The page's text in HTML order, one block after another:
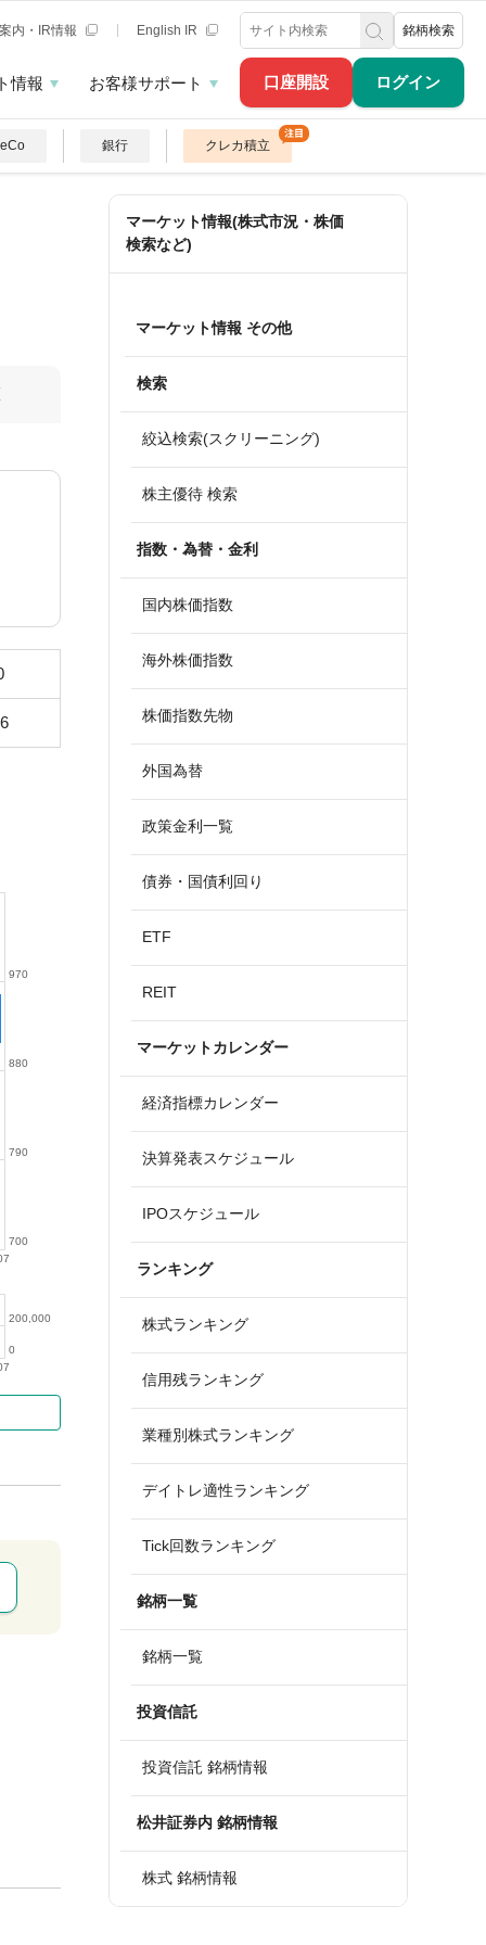
口座開設 ログイン
内・IR情報 English IR 銘柄検索
情報 お客様サポート
銀行 クレカ積立
700
790
880
970
0
200,000
マーケット情報(株式市況・株価
検索など)
マーケット情報 その他
検索
絞込検索(スクリーニング)
株主優待 検索
指数・為替・金利
国内株価指数
海外株価指数
株価指数先物
外国為替
政策金利一覧
債券・国債利回り
ETF
REIT
マーケットカレンダー
経済指標カレンダー
決算発表スケジュール
IPOスケジュール
ランキング
株式ランキング
信用残ランキング
業種別株式ランキング
デイトレ適性ランキング
Tick回数ランキング
銘柄一覧
銘柄一覧
投資信託
投資信託 銘柄情報
松井証券内 銘柄情報
株式 銘柄情報